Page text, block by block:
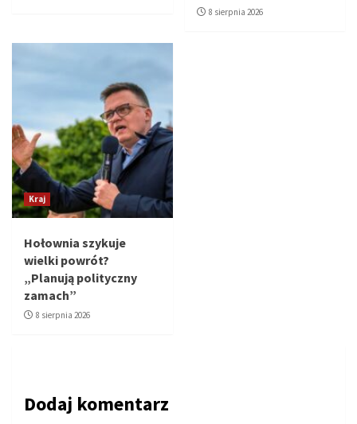
8 sierpnia 2026
Kraj
Hołownia szykuje
wielki powrót?
„Planują polityczny
zamach”
8 sierpnia 2026
Dodaj komentarz